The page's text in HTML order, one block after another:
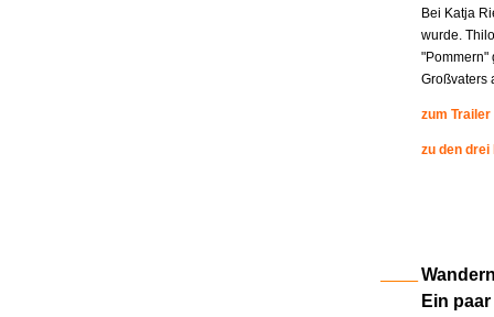
Bei Katja
wurde.
"Pommern"
Großvaters
zum Trailer
zu den
Ein